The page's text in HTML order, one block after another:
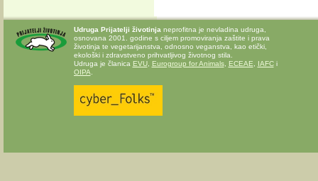
Udruga Prijatelji životinja neprofitna je nevladina udruga,
osnovana 2001. godine s ciljem promoviranja zaštite i prava
životinja te vegetarijanstva, odnosno veganstva, kao etički,
ekološki i zdravstveno prihvatljivog životnog stila.
Udruga je članica EVU, Eurogroup for Animals, ECEAE IAFCi
OIPA